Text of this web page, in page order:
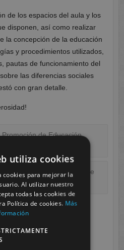
de los espacios del aula y los
disponen, así como realizar
la concepción de la educación
y procedimientos utilizados,
pautas de funcionamiento del
las diferencias sociales
con gran detalle.
de Educación
jugar…Cruz Roja y Madre
→
utiliza cookies
cookies para mejorar la
Al utilizar nuestro
todas las cookies de
Política de cookies. Más